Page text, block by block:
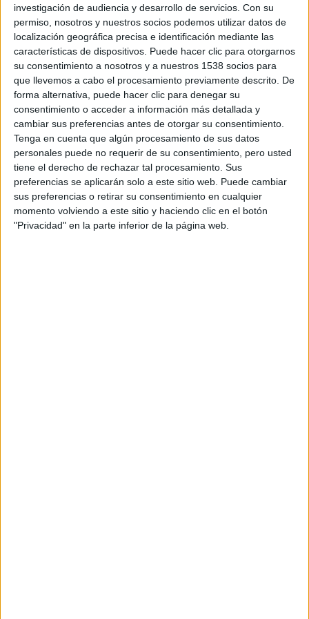
investigación de audiencia y desarrollo de servicios. Con su
permiso, nosotros y nuestros socios podemos utilizar datos de
localización geográfica precisa e identificación mediante las
características de dispositivos. Puede hacer clic para otorgarnos
su consentimiento a nosotros y a nuestros 1538 socios para
que llevemos a cabo el procesamiento previamente descrito. De
forma alternativa, puede hacer clic para denegar su
consentimiento o acceder a información más detallada y
cambiar sus preferencias antes de otorgar su consentimiento.
Tenga en cuenta que algún procesamiento de sus datos
personales puede no requerir de su consentimiento, pero usted
tiene el derecho de rechazar tal procesamiento. Sus
preferencias se aplicarán solo a este sitio web. Puede cambiar
sus preferencias o retirar su consentimiento en cualquier
momento volviendo a este sitio y haciendo clic en el botón
"Privacidad" en la parte inferior de la página web.
estreno enMovistar Plus+. Una oportunidad única para quienes
deseen vivir una experiencia cinematográfica antes que nadie en las
salas. El director,Rodrigo Sorogoyen, ha dicho:
Los años nuevos
en cines antes de su
llegada aMovistar Plus+ me ilusiona especialmente.
Ofrecer esta experiencia única al espectador de ver la
serie al completo y en pantalla grande, poder
sumergirse de lleno en la historia que planteamos sobre
esta pareja que forman Ana y Oscar es una gran
oportunidad para transitar por este relato sobre cómo se
conocen los protagonistas, se enamoran e inician una
relación, en la primera parte; y como en la segunda
parte se enfrentan al paso del tiempo, a las vicisitudes
propias del transcurrir de los años, los proyectos, las
pérdidas, la madurez, es decir, la vida.
La serie completa, que ha tenido su première mundial en el Festival
Internacional de Cine de Venecia y que participará próximamente en